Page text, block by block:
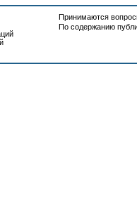
Принимаются
По содержанию